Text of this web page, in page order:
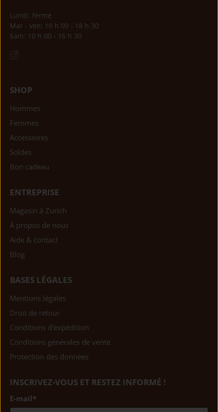
Lundi: fermé
Mar - ven: 10 h 00 - 18 h 30
Sam: 10 h 00 - 16 h 30
SHOP
Hommes
Femmes
Accessoires
Soldes
Bon cadeau
ENTREPRISE
Magasin à Zurich
À propos de nous
Aide & contact
Blog
BASES LÉGALES
Mentions légales
Droit de retour
Conditions d'expédition
Conditions générales de vente
Protection des données
INSCRIVEZ-VOUS ET RESTEZ INFORMÉ !
E-mail*